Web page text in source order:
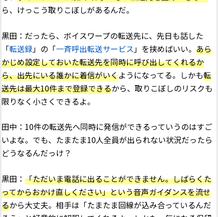
ら、けっこう取りこぼしがあるんだ。
黒田：だったら、ボイスワープの転送先に、先日も話した
「転送録 」の「一斉呼出転送サービス 」を挟めばいい。 あら
かじめ設定しておいた転送先を同時に呼び出してくれるか
ら、出先にいる誰かに着信がいくようになってる。しかも転
送先は最大10件まで登録できるから、取りこぼしのリスクも
限りなく小さくできるよ。
田中：10件の転送先へ同時に発信ができるっていうのはすご
いよな。でも、たまたま10人全員が出られない状況だったら
どうなるんだっけ？
黒田： 「ただいま電話に出ることができません。しばらくた
ってからおかけ直しください」という音声ガイダンスを流せ
るから大丈夫。相手は「たまたま回線が込み合っているんだ